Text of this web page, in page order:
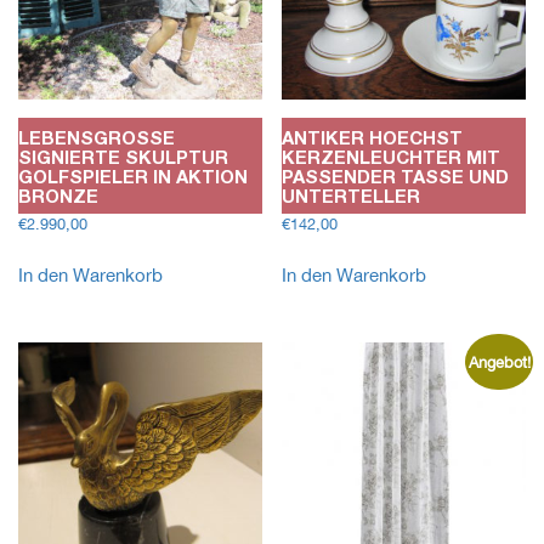
LEBENSGROSSE S
IGNIERTE SKULPTUR G
OLFSPIELER IN AKTION B
RONZE
€2.990,00
In den Warenkorb
ANTIKER HOECHST
KERZENLEUCHTER MIT
PASSENDER TASSE UND
UNTERTELLER
€142,00
In den Warenkorb
Angebot!